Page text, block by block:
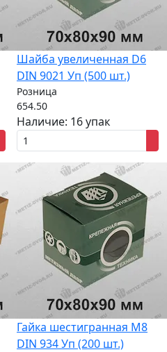
Шайба увеличенная D6
DIN 9021 Уп (500 шт.)
Розница
654.50
Наличие: 16 упак
Гайка шестигранная M8
DIN 934 Уп (200 шт.)